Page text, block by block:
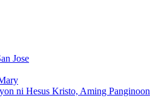
Jose
ni Hesus Kristo, Aming Panginoon